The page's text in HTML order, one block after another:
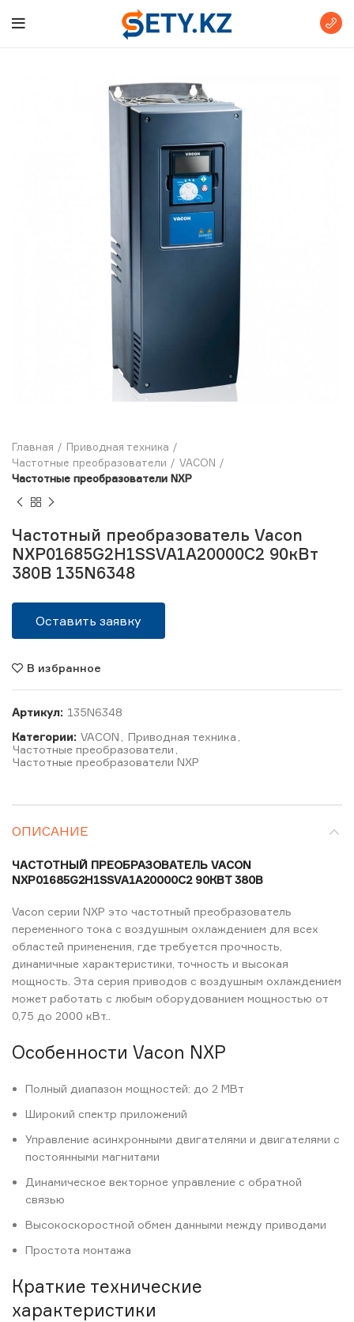
Главная
Приводная техника
Частотные преобразователи
VACON
Частотные преобразователи NXP
Частотный преобразователь Vacon
NXP01685G2H1SSVA1A20000C2 90кВт
380В 135N6348
Оставить заявку
В избранное
Артикул: 135N6348
Категории: VACON Приводная техника
Частотные преобразователи
Частотные преобразователи NXP
ОПИСАНИЕ
ЧАСТОТНЫЙ ПРЕОБРАЗОВАТЕЛЬ VACON
NXP01685G2H1SSVA1A20000C2 90КВТ 380В
Vacon серии NXP это частотный преобразователь
переменного тока с воздушным охлаждением для всех
областей применения, где требуется прочность,
динамичные характеристики, точность и высокая
мощность. Эта серия приводов с воздушным охлаждением
может работать с любым оборудованием мощностью от
0,75 до 2000 кВт..
Особенности Vacon NXP
Полный диапазон мощностей: до 2 МВт
Широкий спектр приложений
Управление асинхронными двигателями и двигателями с
постоянными магнитами
Динамическое векторное управление с обратной
связью
Высокоскоростной обмен данными между приводами
Простота монтажа
Краткие технические
характеристики